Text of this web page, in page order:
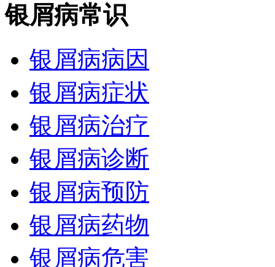
银屑病常识
银屑病病因
银屑病症状
银屑病治疗
银屑病诊断
银屑病预防
银屑病药物
银屑病危害